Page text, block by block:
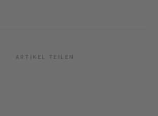
ARTIKEL TEILEN